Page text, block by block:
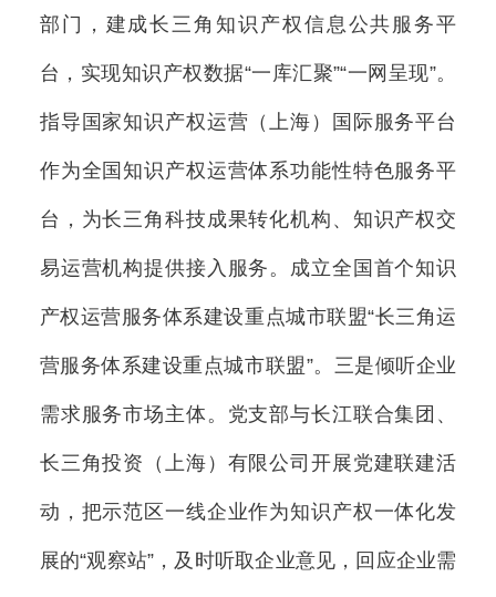
部门，建成长三角知识产权信息公共服务平
台，实现知识产权数据“一库汇聚”“一网呈现”。
指导国家知识产权运营（上海）国际服务平台
作为全国知识产权运营体系功能性特色服务平
台，为长三角科技成果转化机构、知识产权交
易运营机构提供接入服务。成立全国首个知识
产权运营服务体系建设重点城市联盟“长三角运
营服务体系建设重点城市联盟”。三是倾听企业
需求服务市场主体。党支部与长江联合集团、
长三角投资（上海）有限公司开展党建联建活
动，把示范区一线企业作为知识产权一体化发
展的“观察站”，及时听取企业意见，回应企业需